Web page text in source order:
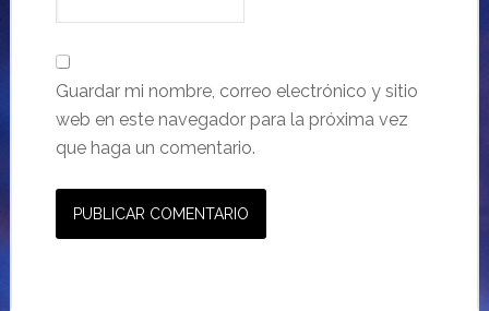
Guardar mi nombre, correo electrónico y sitio
web en este navegador para la próxima vez
que haga un comentario.